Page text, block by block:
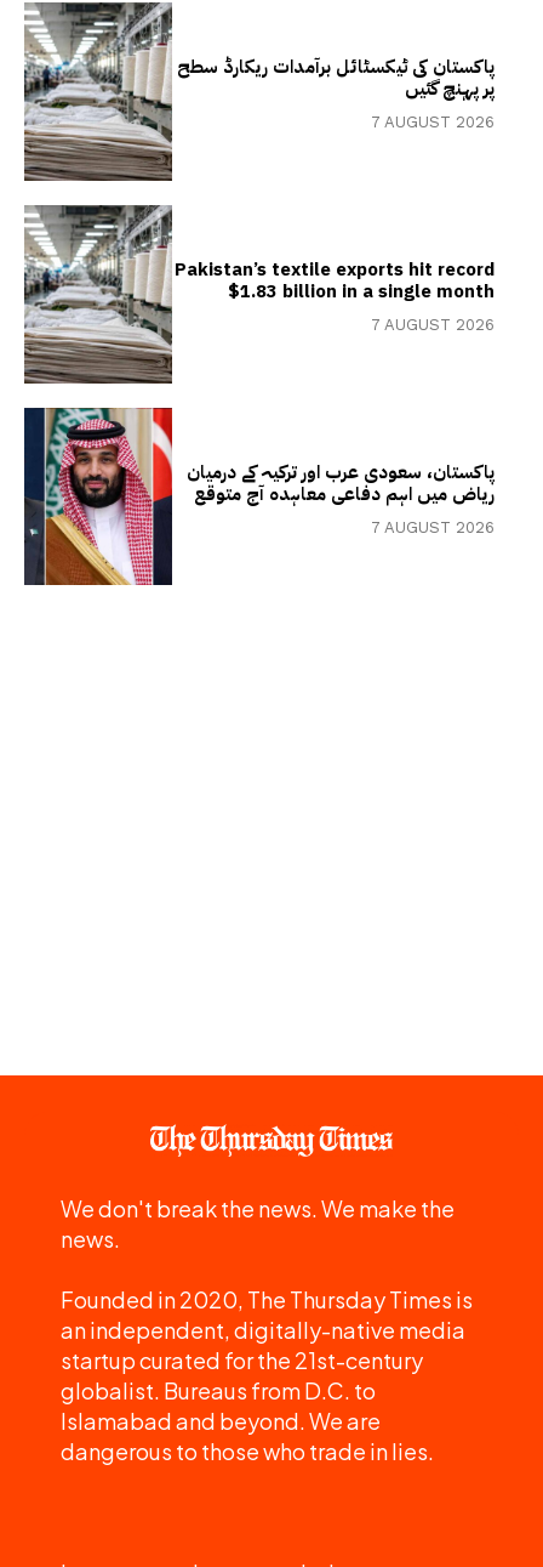
پاکستان کی ٹیکسٹائل برآمدات ریکارڈ سطح
پر پہنچ گئیں
7 AUGUST 2026
Pakistan’s textile exports hit record
$1.83 billion in a single month
7 AUGUST 2026
پاکستان، سعودی عرب اور ترکیہ کے درمیان
ریاض میں اہم دفاعی معاہدہ آج متوقع
7 AUGUST 2026
We don't break the news. We make the
news.
Founded in 2020, The Thursday Times is
an independent, digitally-native media
startup curated for the 21st-century
globalist. Bureaus from D.C. to
Islamabad and beyond. We are
dangerous to those who trade in lies.